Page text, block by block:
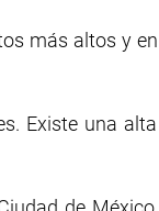
más altos y en
Existe una alta